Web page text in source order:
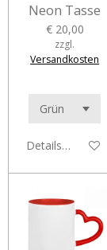
Neon Tasse
€ 20,00
zzgl.
Versandkosten
Details anzeigen